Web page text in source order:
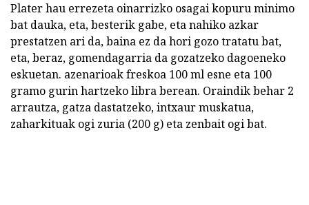
Plater hau errezeta oinarrizko osagai kopuru minimo
bat dauka, eta, besterik gabe, eta nahiko azkar
prestatzen ari da, baina ez da hori gozo tratatu bat,
eta, beraz, gomendagarria da gozatzeko dagoeneko
eskuetan. azenarioak freskoa 100 ml esne eta 100
gramo gurin hartzeko libra berean. Oraindik behar 2
arrautza, gatza dastatzeko, intxaur muskatua,
zaharkituak ogi zuria (200 g) eta zenbait ogi bat.